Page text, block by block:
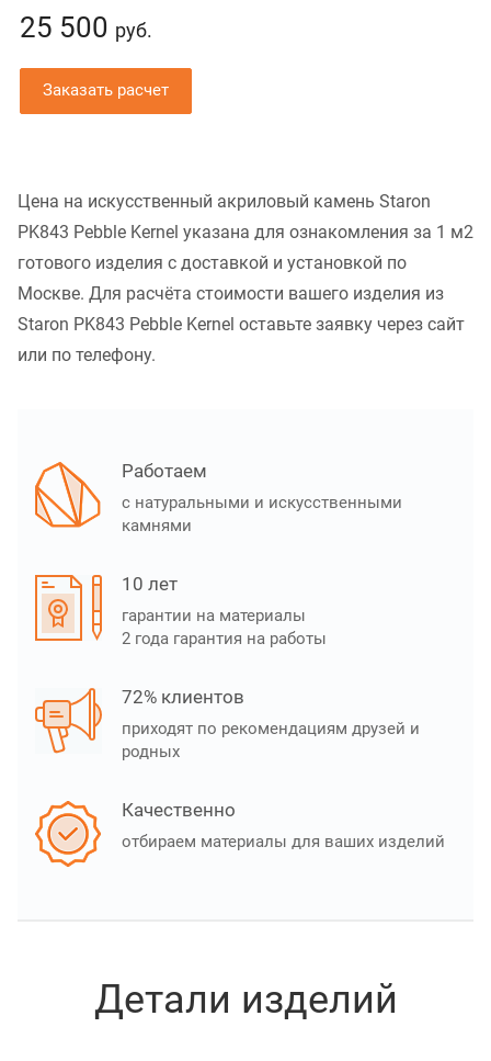
25 500 руб.
Заказать расчет
Цена на искусственный акриловый камень Staron
PK843 Pebble Kernel указана для ознакомления за 1 м2
готового изделия с доставкой и установкой по
Москве. Для расчёта стоимости вашего изделия из
Staron PK843 Pebble Kernel оставьте заявку через сайт
или по телефону.
Работаем
с натуральными и искусственными
камнями
10 лет
гарантии на материалы
2 года гарантия на работы
72% клиентов
приходят по рекомендациям друзей и
родных
Качественно
отбираем материалы для ваших изделий
Детали изделий